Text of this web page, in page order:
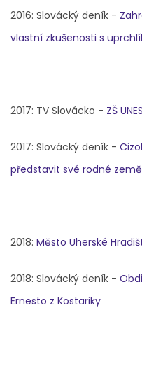
2016: Slovácký deník -
vlastní zkušenosti s
2017: TV Slovácko - ZŠ
2017: Slovácký deník -
představit své rodné země
2018: Město Uherské
2018: Slovácký deník -
Ernesto z Kostariky